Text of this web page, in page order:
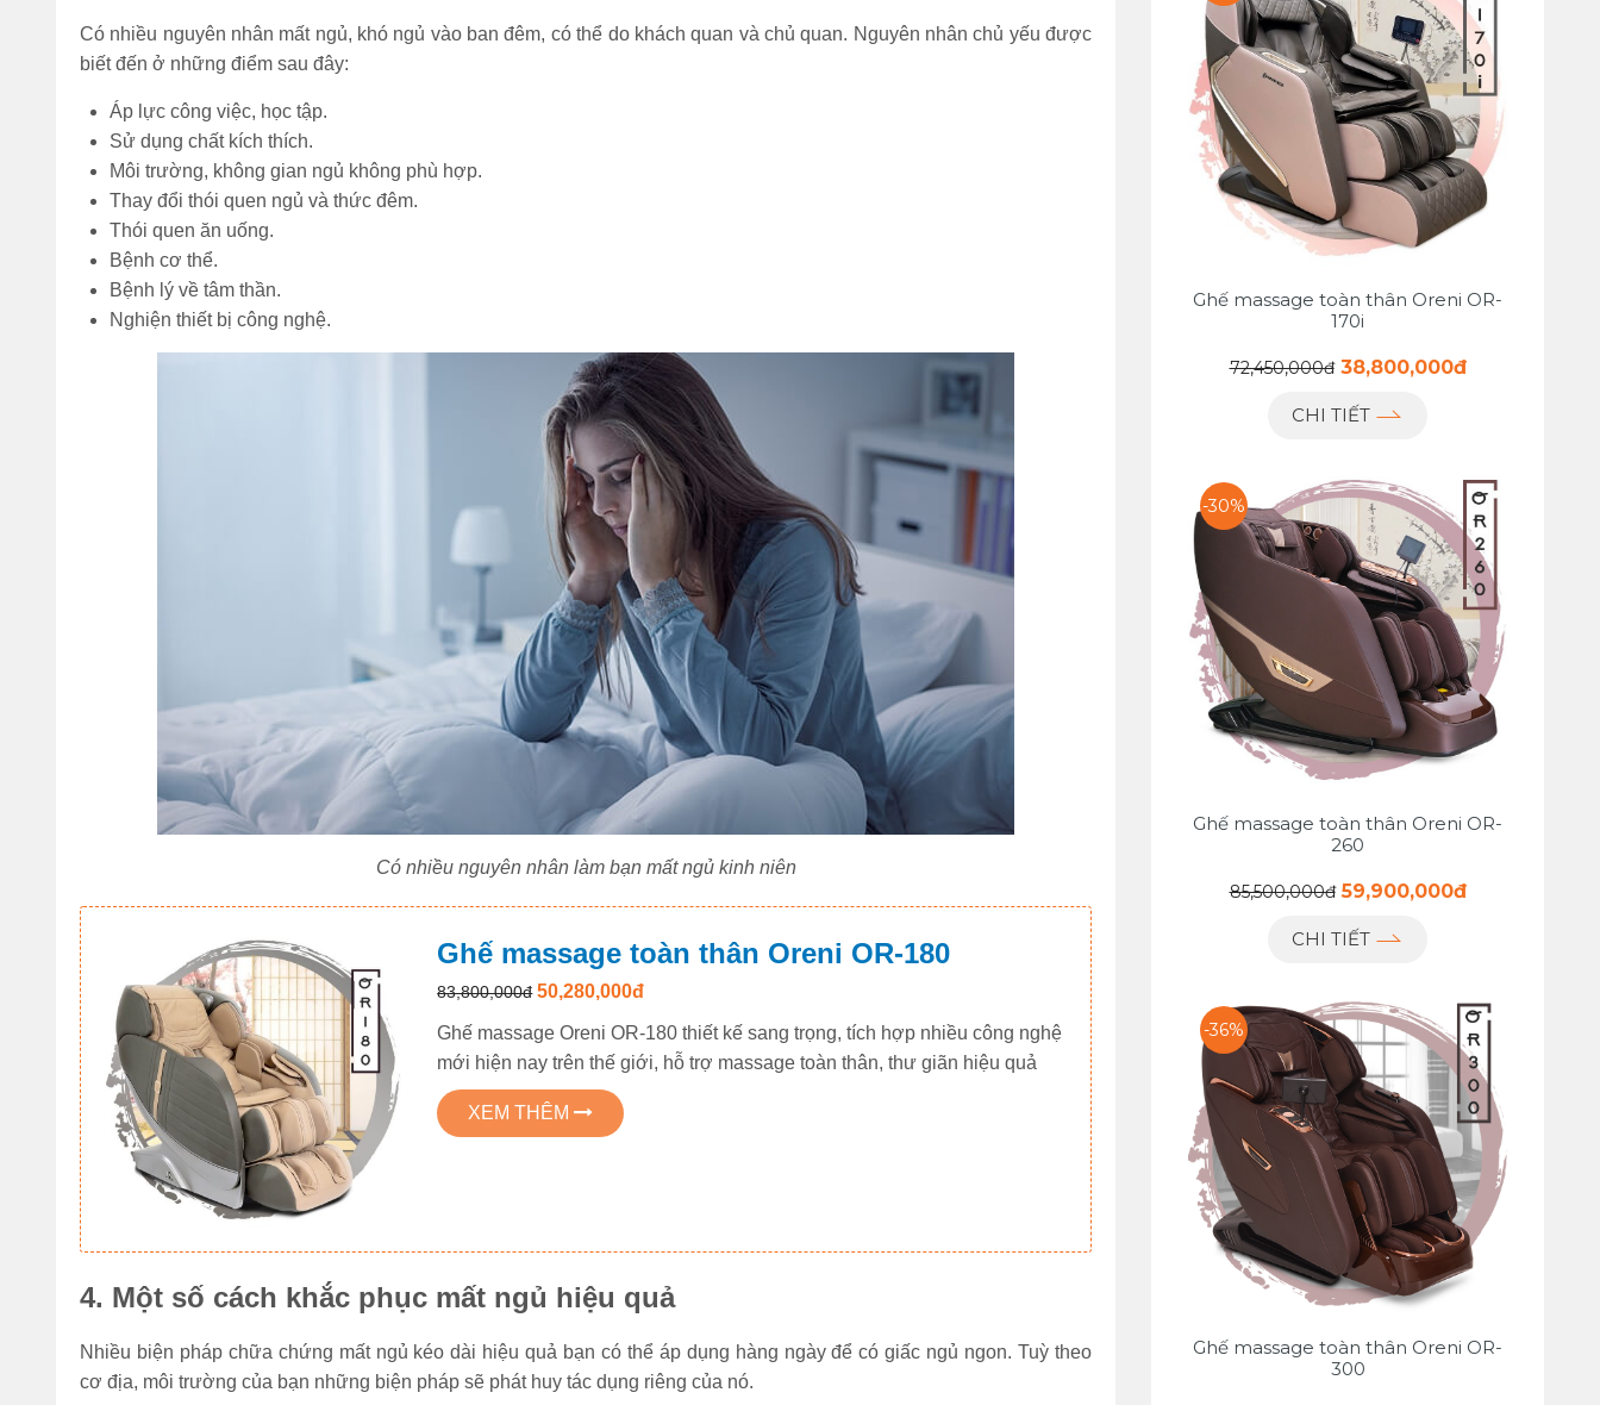
Có nhiều nguyên nhân mất ngủ, khó ngủ vào ban đêm, có thể do khách quan và chủ quan. Nguyên nhân chủ yếu được
biết đến ở những điểm sau đây:
Áp lực công việc, học tập.
Sử dụng chất kích thích.
Môi trường, không gian ngủ không phù hợp.
Thay đổi thói quen ngủ và thức đêm.
Thói quen ăn uống.
Bệnh cơ thể.
Bệnh lý về tâm thần.
Nghiện thiết bị công nghệ.
Có nhiều nguyên nhân làm bạn mất ngủ kinh niên
Ghế massage toàn thân Oreni OR-180
83,800,000đ 50,280,000đ
Ghế massage Oreni OR-180 thiết kế sang trọng, tích hợp nhiều công nghệ
mới hiện nay trên thế giới, hỗ trợ massage toàn thân, thư giãn hiệu quả
XEM THÊM
4. Một số cách khắc phục mất ngủ hiệu quả
Nhiều biện pháp chữa chứng mất ngủ kéo dài hiệu quả bạn có thể áp dụng hàng ngày để có giấc ngủ ngon. Tuỳ theo
cơ địa, môi trường của bạn những biện pháp sẽ phát huy tác dụng riêng của nó.
Ghế massage toàn thân Oreni OR-
170i
72,450,000đ 38,800,000đ
CHI TIẾT
-30%
Ghế massage toàn thân Oreni OR-
260
85,500,000đ 59,900,000đ
CHI TIẾT
-36%
Ghế massage toàn thân Oreni OR-
300